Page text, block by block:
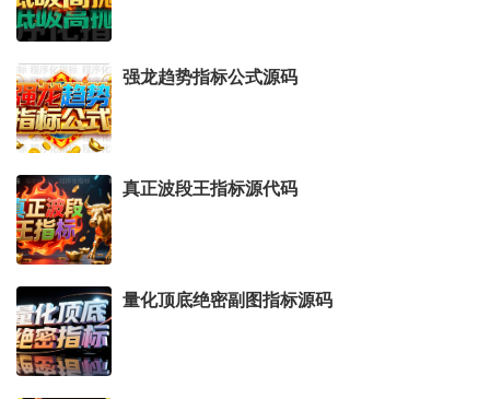
强龙趋势指标公式源码
真正波段王指标源代码
量化顶底绝密副图指标源码